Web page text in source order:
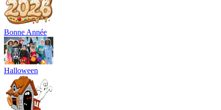
Bonne Année
Halloween